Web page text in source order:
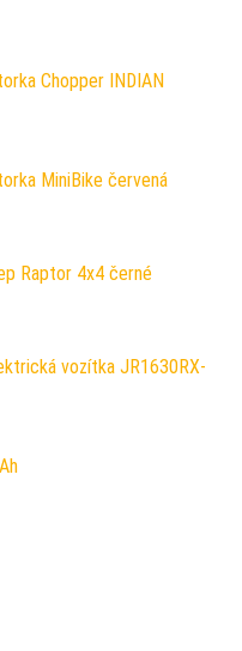
Chopper INDIAN
MiniBike červená
Raptor 4x4 černé
vozítka JR1630RX-